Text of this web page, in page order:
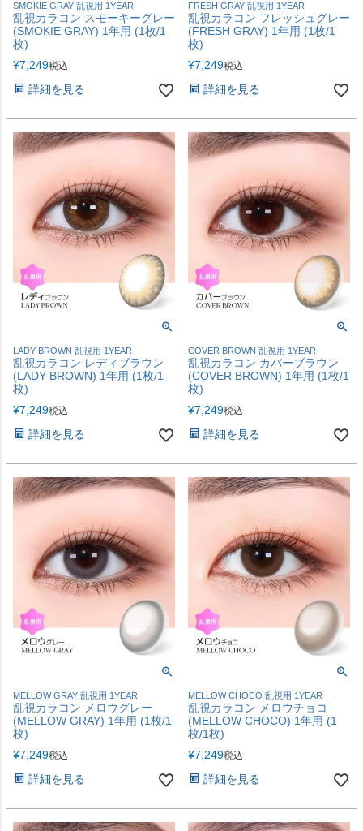
SMOKIE GRAY 乱視用 1YEAR
乱視カラコン スモーキーグレー
(SMOKIE GRAY) 1年用 (1枚/1
枚)
¥7,249税込
詳細を見る
FRESH GRAY 乱視用 1YEAR
乱視カラコン フレッシュグレー
(FRESH GRAY) 1年用 (1枚/1
枚)
¥7,249税込
詳細を見る
LADY BROWN 乱視用 1YEAR
乱視カラコン レディブラウン
(LADY BROWN) 1年用 (1枚/1
枚)
¥7,249税込
詳細を見る
COVER BROWN 乱視用 1YEAR
乱視カラコン カバーブラウン
(COVER BROWN) 1年用 (1枚/1
枚)
¥7,249税込
詳細を見る
MELLOW GRAY 乱視用 1YEAR
乱視カラコン メロウグレー
(MELLOW GRAY) 1年用 (1枚/1
枚)
¥7,249税込
詳細を見る
MELLOW CHOCO 乱視用 1YEAR
乱視カラコン メロウチョコ
(MELLOW CHOCO) 1年用 (1
枚/1枚)
¥7,249税込
詳細を見る